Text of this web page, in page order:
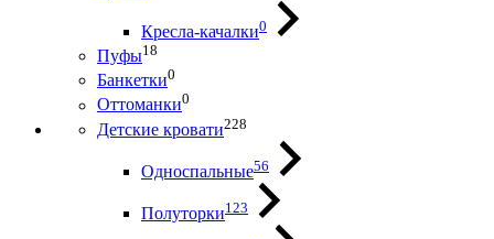
Кресла-качалки0
Пуфы18
Банкетки0
Оттоманки0
Детские кровати228
Односпальные56
Полуторки123